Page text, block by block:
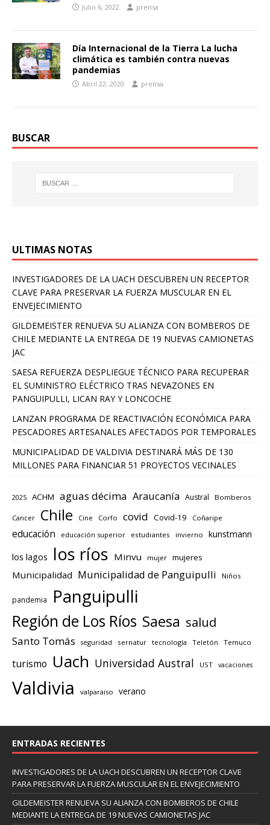
Julio 6, 2022 prensa
Día Internacional de la Tierra La lucha
climática es también contra nuevas
pandemias
Abril 22, 2020 prensa
BUSCAR
ULTIMAS NOTAS
INVESTIGADORES DE LA UACH DESCUBREN UN RECEPTOR
CLAVE PARA PRESERVAR LA FUERZA MUSCULAR EN EL
ENVEJECIMIENTO
GILDEMEISTER RENUEVA SU ALIANZA CON BOMBEROS DE
CHILE MEDIANTE LA ENTREGA DE 19 NUEVAS CAMIONETAS
JAC
SAESA REFUERZA DESPLIEGUE TÉCNICO PARA RECUPERAR
EL SUMINISTRO ELÉCTRICO TRAS NEVAZONES EN
PANGUIPULLI, LICAN RAY Y LONCOCHE
LANZAN PROGRAMA DE REACTIVACIÓN ECONÓMICA PARA
PESCADORES ARTESANALES AFECTADOS POR TEMPORALES
MUNICIPALIDAD DE VALDIVIA DESTINARÁ MÁS DE 130
MILLONES PARA FINANCIAR 51 PROYECTOS VECINALES
2025 ACHM aguas décima Araucanía Austral Bomberos
Cancer Chile Cine Corfo covid Covid-19 Coñaripe
educación educación superior estudiantes invierno kunstmann
los lagos los ríos Minvu mujer mujeres
Municipalidad Municipalidad de Panguipulli Niños
pandemia Panguipulli
Región de Los Ríos Saesa salud
Santo Tomás seguridad sernatur tecnología Teletón Temuco
turismo Uach Universidad Austral UST vacaciones
Valdivia valparaiso verano
ENTRADAS RECIENTES
INVESTIGADORES DE LA UACH DESCUBREN UN RECEPTOR CLAVE
PARA PRESERVAR LA FUERZA MUSCULAR EN EL ENVEJECIMIENTO
GILDEMEISTER RENUEVA SU ALIANZA CON BOMBEROS DE CHILE
MEDIANTE LA ENTREGA DE 19 NUEVAS CAMIONETAS JAC